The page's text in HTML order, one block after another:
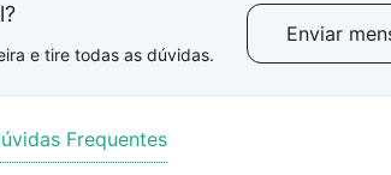
e tire todas as dúvidas.
Enviar
Frequentes